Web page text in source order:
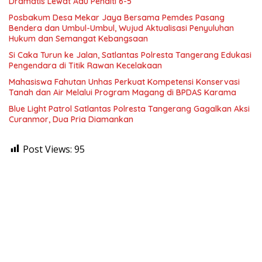
Posbakum Desa Mekar Jaya Bersama Pemdes Pasang
Bendera dan Umbul-Umbul, Wujud Aktualisasi Penyuluhan
Hukum dan Semangat Kebangsaan
Si Caka Turun ke Jalan, Satlantas Polresta Tangerang Edukasi
Pengendara di Titik Rawan Kecelakaan
Mahasiswa Fahutan Unhas Perkuat Kompetensi Konservasi
Tanah dan Air Melalui Program Magang di BPDAS Karama
Blue Light Patrol Satlantas Polresta Tangerang Gagalkan Aksi
Post Views: 95